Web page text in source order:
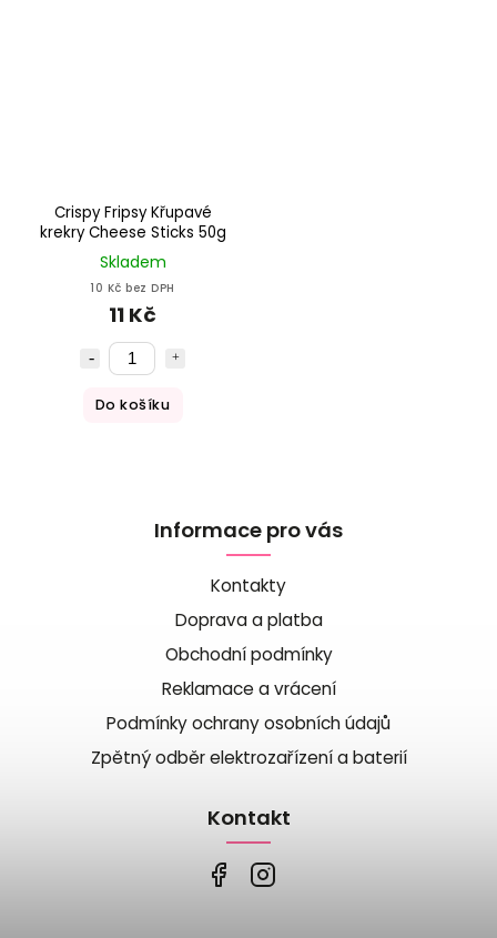
Crispy Fripsy Křupavé
krekry Cheese Sticks 50g
Skladem
10 Kč bez DPH
11 Kč
Do košíku
Informace pro vás
Kontakty
Doprava a platba
Obchodní podmínky
Reklamace a vrácení
Podmínky ochrany osobních údajů
Zpětný odběr elektrozařízení a baterií
Kontakt